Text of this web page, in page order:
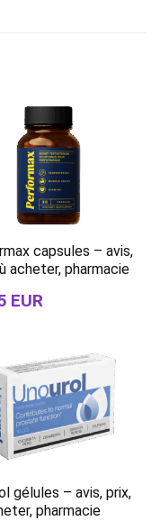
capsules – avis,
acheter, pharmacie
EUR
gélules – avis, prix,
pharmacie